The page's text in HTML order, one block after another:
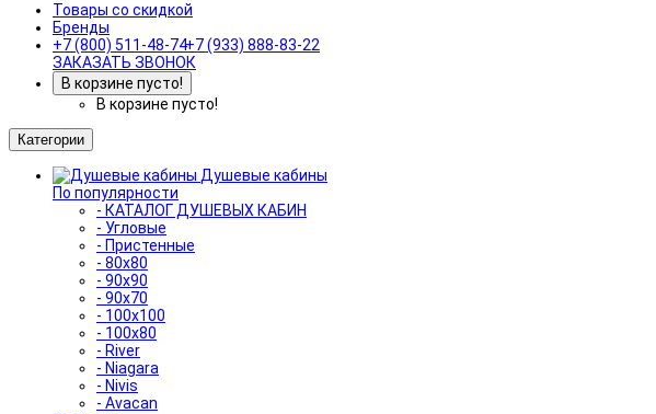
Товары со скидкой
Бренды
+7 (800) 511-48-74+7 (933) 888-83-22
ЗАКАЗАТЬ ЗВОНОК
В корзине пусто!
В корзине пусто!
Категории
Душевые кабины
По популярности
- КАТАЛОГ ДУШЕВЫХ КАБИН
- Угловые
- Пристенные
- 80x80
- 90x90
- 90x70
- 100x100
- 100x80
- River
- Niagara
- Nivis
- Avacan